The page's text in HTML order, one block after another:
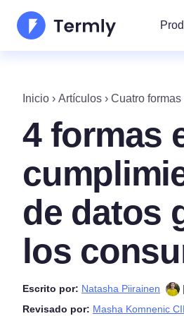
Inicio › Artículos › Cuatro
4 formas
de datos
los
Escrito por: Natasha Piirainen
Revisado por: Masha Komnenic